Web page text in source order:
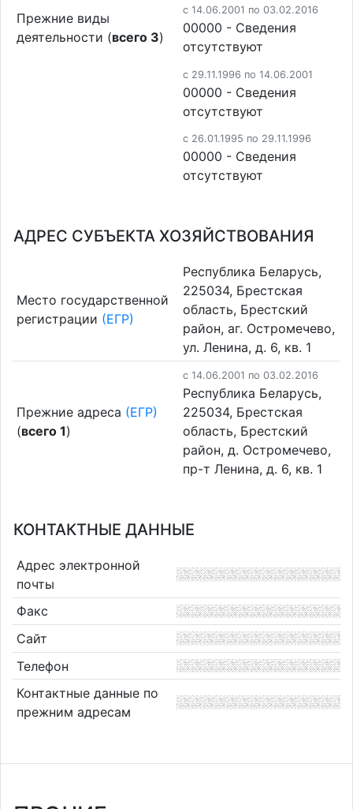
Прежние виды
деятельности (всего 3)
c 14.06.2001 по 03.02.2016
00000 - Cведения
отсутствуют
c 29.11.1996 по 14.06.2001
00000 - Cведения
отсутствуют
c 26.01.1995 по 29.11.1996
00000 - Cведения
отсутствуют
АДРЕС СУБЪЕКТА ХОЗЯЙСТВОВАНИЯ
Место государственной
регистрации (ЕГР)
Республика Беларусь,
225034, Брестская
область, Брестский
район, аг. Остромечево,
ул. Ленина, д. 6, кв. 1
Прежние адреса (ЕГР)
(всего 1)
c 14.06.2001 по 03.02.2016
Республика Беларусь,
225034, Брестская
область, Брестский
район, д. Остромечево,
пр-т Ленина, д. 6, кв. 1
КОНТАКТНЫЕ ДАННЫЕ
Адрес электронной
почты
Факс
Сайт
Телефон
Контактные данные по
прежним адресам